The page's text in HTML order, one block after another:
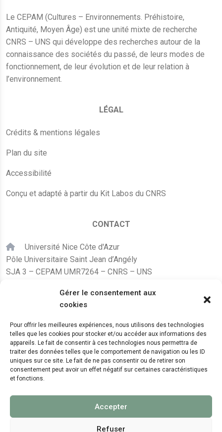
Gérer le consentement aux
cookies
Pour offrir les meilleures expériences, nous utilisons des technologies
telles que les cookies pour stocker et/ou accéder aux informations des
appareils. Le fait de consentir à ces technologies nous permettra de
traiter des données telles que le comportement de navigation ou les ID
uniques sur ce site. Le fait de ne pas consentir ou de retirer son
consentement peut avoir un effet négatif sur certaines caractéristiques
et fonctions.
Accepter
Refuser
Le CEPAM (Cultures – Environnements. Préhistoire,
Antiquité, Moyen Âge) est une unité mixte de recherche
CNRS – UNS qui développe des recherches autour de la
connaissance des sociétés du passé, de leurs modes de
fonctionnement, de leur évolution et de leur relation à
l’environnement.
LÉGAL
Crédits & mentions légales
Plan du site
Accessibilité
Conçu et adapté à partir du Kit Labos du CNRS
CONTACT
Université Nice Côte d'Azur
Pôle Universitaire Saint Jean d’Angély
SJA 3 – CEPAM UMR7264 – CNRS – UNS
+33 (0)4 89 15 24 08
LE CEPAM EST HÉBERGÉ PAR